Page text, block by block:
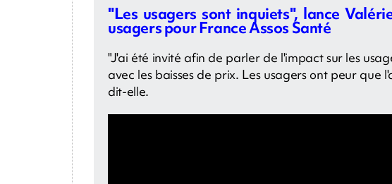
"Les usagers sont inquiets", lance
usagers pour France Assos Santé
"J'ai été invité afin de parler de l'impact sur les
avec les baisses de prix. Les usagers ont peur que
dit-elle.